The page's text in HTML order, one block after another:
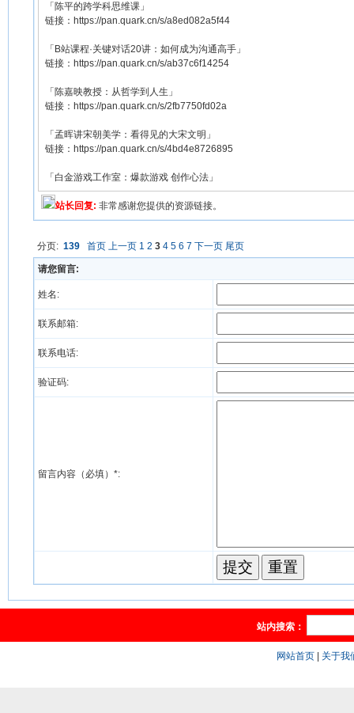
「陈平的跨学科思维课」
链接：https://pan.quark.cn/s/a8ed082a5f44
「B站课程·关键对话20讲：如何成为沟通高手」
链接：https://pan.quark.cn/s/ab37c6f14254
「陈嘉映教授：从哲学到人生」
链接：https://pan.quark.cn/s/2fb7750fd02a
「孟晖讲宋朝美学：看得见的大宋文明」
链接：https://pan.quark.cn/s/4bd4e8726895
「白金游戏工作室：爆款游戏 创作心法」
站长回复: 非常感谢您提供的资源链接。
分页: 139 首页 上一页 1 2 3 4 5 6 7 下一页 尾页
请您留言:
姓名:
联系邮箱:
联系电话:
验证码:
留言内容（必填）*:
站内搜索：
网站首页| 关于我